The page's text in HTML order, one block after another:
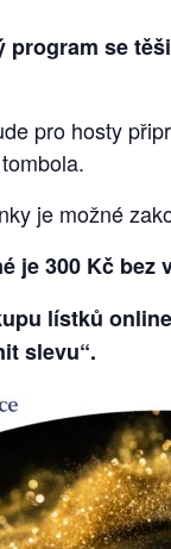
program se
pro hosty
je možné
je 300 Kč bez
lístků
slevu“.